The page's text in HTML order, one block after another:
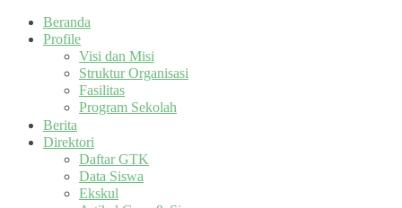
Beranda
Profile
Visi dan Misi
Struktur Organisasi
Fasilitas
Program Sekolah
Berita
Direktori
Daftar GTK
Data Siswa
Ekskul